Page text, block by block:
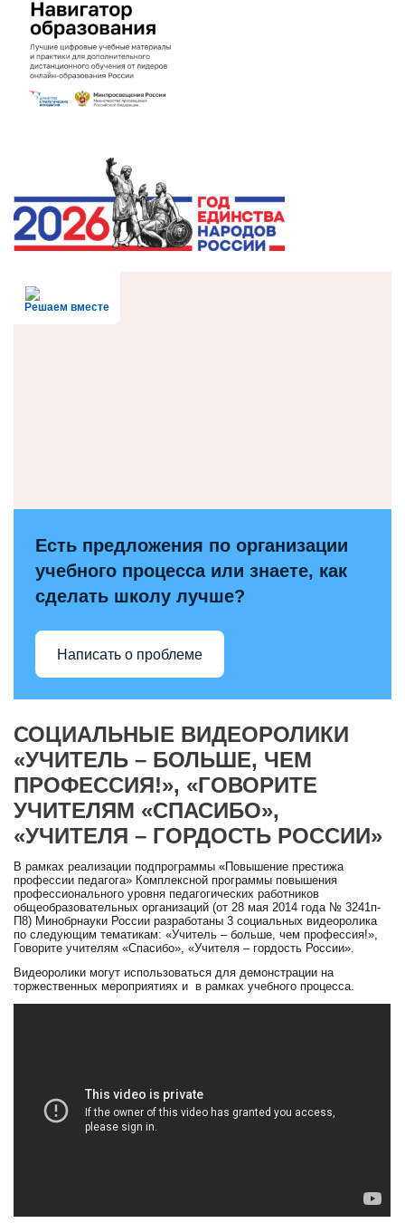
Решаем вместе
Есть предложения по организации
учебного процесса или знаете, как
сделать школу лучше?
Написать о проблеме
СОЦИАЛЬНЫЕ ВИДЕОРОЛИКИ
«УЧИТЕЛЬ – БОЛЬШЕ, ЧЕМ
ПРОФЕССИЯ!», «ГОВОРИТЕ
УЧИТЕЛЯМ «СПАСИБО»,
«УЧИТЕЛЯ – ГОРДОСТЬ РОССИИ»
В рамках реализации подпрограммы «Повышение престижа
профессии педагога» Комплексной программы повышения
профессионального уровня педагогических работников
общеобразовательных организаций (от 28 мая 2014 года № 3241п-
П8) Минобрнауки России разработаны 3 социальных видеоролика
по следующим тематикам: «Учитель – больше, чем профессия!»,
Говорите учителям «Спасибо», «Учителя – гордость России».
Видеоролики могут использоваться для демонстрации на
торжественных мероприятиях и в рамках учебного процесса.